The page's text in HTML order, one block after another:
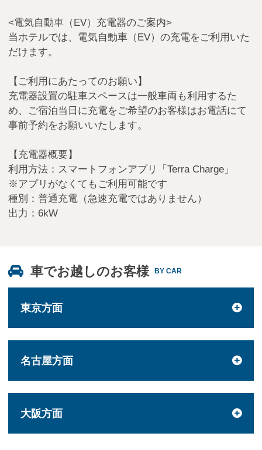
<電気自動車（EV）充電器のご案内>
当ホテルでは、電気自動車（EV）の充電をご利用いた
だけます。
【ご利用にあたってのお願い】
充電器設置の駐車スペースは一般車両も利用するた
め、ご宿泊当日に充電をご希望のお客様はお電話にて
事前予約をお願いいたします。
【充電器概要】
利用方法：スマートフォンアプリ「Terra Charge」
※アプリがなくてもご利用可能です
種別：普通充電（急速充電ではありません）
出力：6kW
車でお越しのお客様 BY CAR
東京方面
名古屋方面
大阪方面